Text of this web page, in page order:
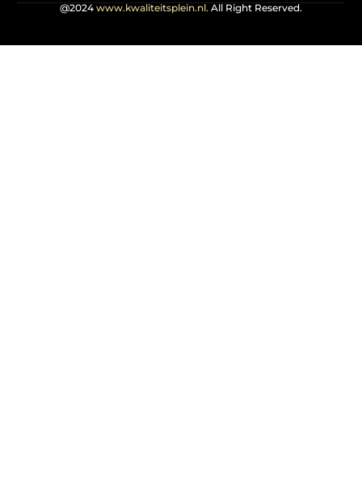
@2024 www.kwaliteitsplein.nl. All Right Reserved.